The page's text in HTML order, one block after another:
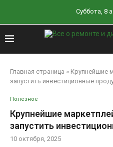
Суббота, 8
Главная страница » Крупнейшие
запустить инвестиционные
Полезное
Крупнейшие
запустить
10 октября, 2025